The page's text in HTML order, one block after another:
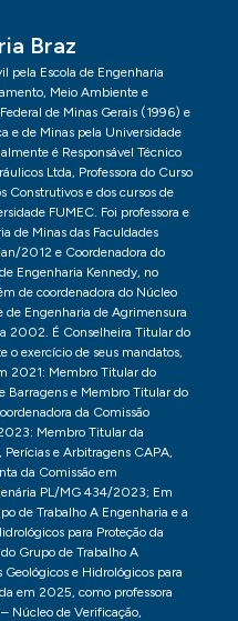
Braz
pela Escola de Engenharia
Meio Ambiente e
de Minas Gerais (1996) e
e de Minas pela Universidade
é Responsável Técnico
Ltda, Professora do Curso
Construtivos e dos cursos de
FUMEC. Foi professora e
de Minas das Faculdades
2012 e Coordenadora do
Engenharia Kennedy, no
de coordenadora do Núcleo
de Engenharia de Agrimensura
2002. É Conselheira Titular do
o exercício de seus mandatos,
2021: Membro Titular do
Barragens e Membro Titular do
da Comissão
Membro Titular da
e Arbitragens CAPA,
da Comissão em
PL/MG 434/2023; Em
de Trabalho A Engenharia e a
para Proteção da
Grupo de Trabalho A
Geológicos e Hidrológicos para
em 2025, como professora
Núcleo de Verificação,